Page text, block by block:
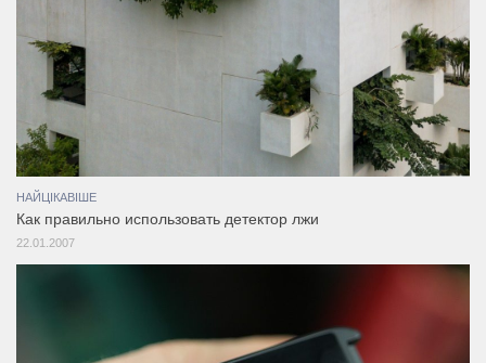
НАЙЦІКАВІШЕ
Как правильно использовать детектор лжи
22.01.2007